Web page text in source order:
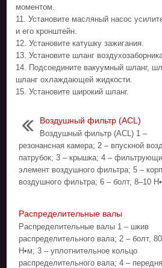
моментом.
11. Установите масляный насос
и его кронштейн.
12. Установите катушку зажигания.
13. Установите шланг
14. Подсоедините вакуумный шланг,
шланг охлаждающей жидкости.
15. Установите широкий шланг.
Воздушный фильтр (ACL)
Воздушный фильтр (ACL) 1 –
резонансная камера; 2 – впускной
патрубок; 3 – крышка; 4 –
элемент воздушного фильтра; 5 –
воздушного фильтра; 6 – болт, 8–10
Распределительные валы
Распределительные валы 1 – шкив
распределительного вала; 2 – болт,
Н•м; 3 – уплотнительное кольцо
распределительного вала; 4 –